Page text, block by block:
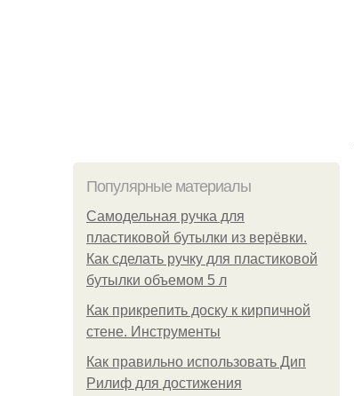
Популярные материалы
Самодельная ручка для
пластиковой бутылки из верёвки.
Как сделать ручку для пластиковой
бутылки объемом 5 л
Как прикрепить доску к кирпичной
стене. Инструменты
Как правильно использовать Дип
Рилиф для достижения